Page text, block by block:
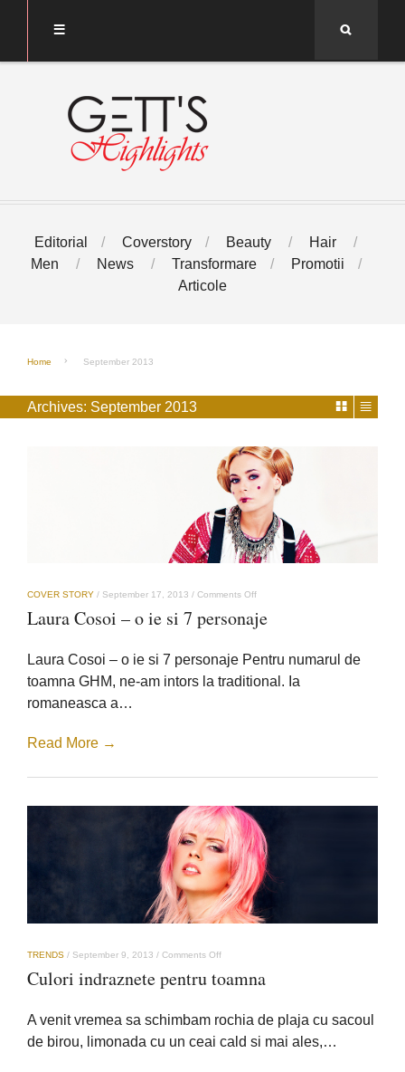
Editorial Coverstory Beauty
Hair
Men
News Transformare
Promotii
Articole
Home September 2013
Archives: September 2013
COVER STORY / September 17, 2013 / Comments Offon
Cosoi
ie
7
Laura Cosoi – o ie si 7 personaje
Laura Cosoi – o ie si 7 personaje Pentru numarul de
toamna GHM, ne-am intors la traditional. Ia
romaneasca a…
Read More →
TRENDS / September 9, 2013 / Comments Offon
indraznete
Culori indraznete pentru toamna
A venit vremea sa schimbam rochia de plaja cu sacoul
de birou, limonada cu un ceai cald si mai ales,…